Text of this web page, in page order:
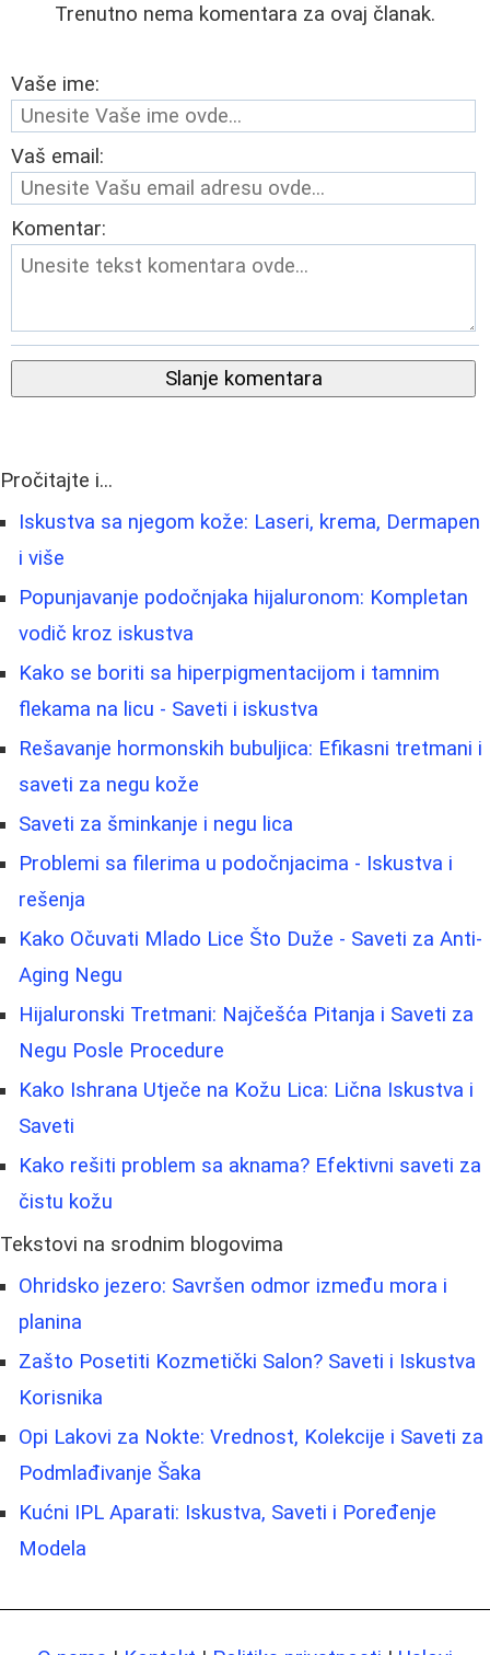
Trenutno nema komentara za ovaj članak.
Vaše ime:
Vaš email:
Komentar:
Slanje komentara
Pročitajte i...
Iskustva sa njegom kože: Laseri, krema, Dermapen
i više
Popunjavanje podočnjaka hijaluronom: Kompletan
vodič kroz iskustva
Kako se boriti sa hiperpigmentacijom i tamnim
flekama na licu - Saveti i iskustva
Rešavanje hormonskih bubuljica: Efikasni tretmani i
saveti za negu kože
Saveti za šminkanje i negu lica
Problemi sa filerima u podočnjacima - Iskustva i
rešenja
Kako Očuvati Mlado Lice Što Duže - Saveti za Anti-
Aging Negu
Hijaluronski Tretmani: Najčešća Pitanja i Saveti za
Negu Posle Procedure
Kako Ishrana Utječe na Kožu Lica: Lična Iskustva i
Saveti
Kako rešiti problem sa aknama? Efektivni saveti za
čistu kožu
Tekstovi na srodnim blogovima
Ohridsko jezero: Savršen odmor između mora i
planina
Zašto Posetiti Kozmetički Salon? Saveti i Iskustva
Korisnika
Opi Lakovi za Nokte: Vrednost, Kolekcije i Saveti za
Podmlađivanje Šaka
Kućni IPL Aparati: Iskustva, Saveti i Poređenje
Modela